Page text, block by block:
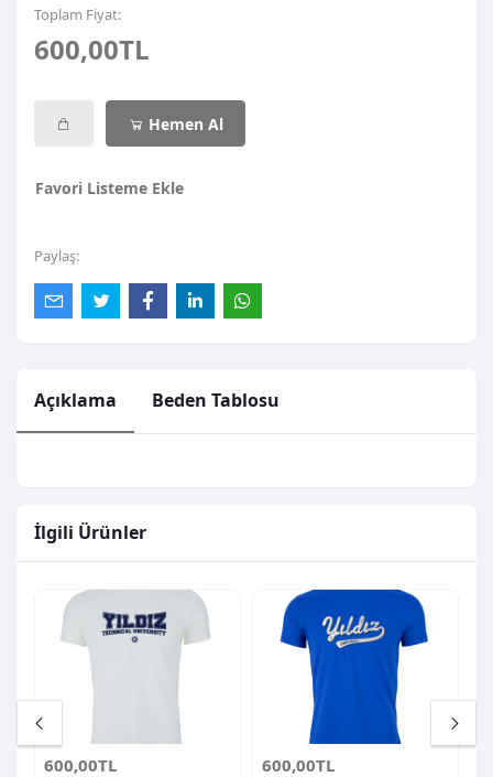
Toplam Fiyat:
600,00TL
Hemen Al
Favori Listeme Ekle
Paylaş:
Açıklama Beden Tablosu
İlgili Ürünler
600,00TL 600,00TL